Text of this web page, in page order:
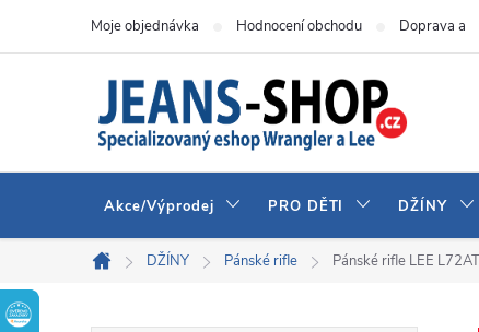
Moje objednávka Hodnocení obchodu Doprava a
Akce/Výprodej PRO DĚTI DŽÍNY
Domů
DŽÍNY Pánské rifle Pánské rifle LEE